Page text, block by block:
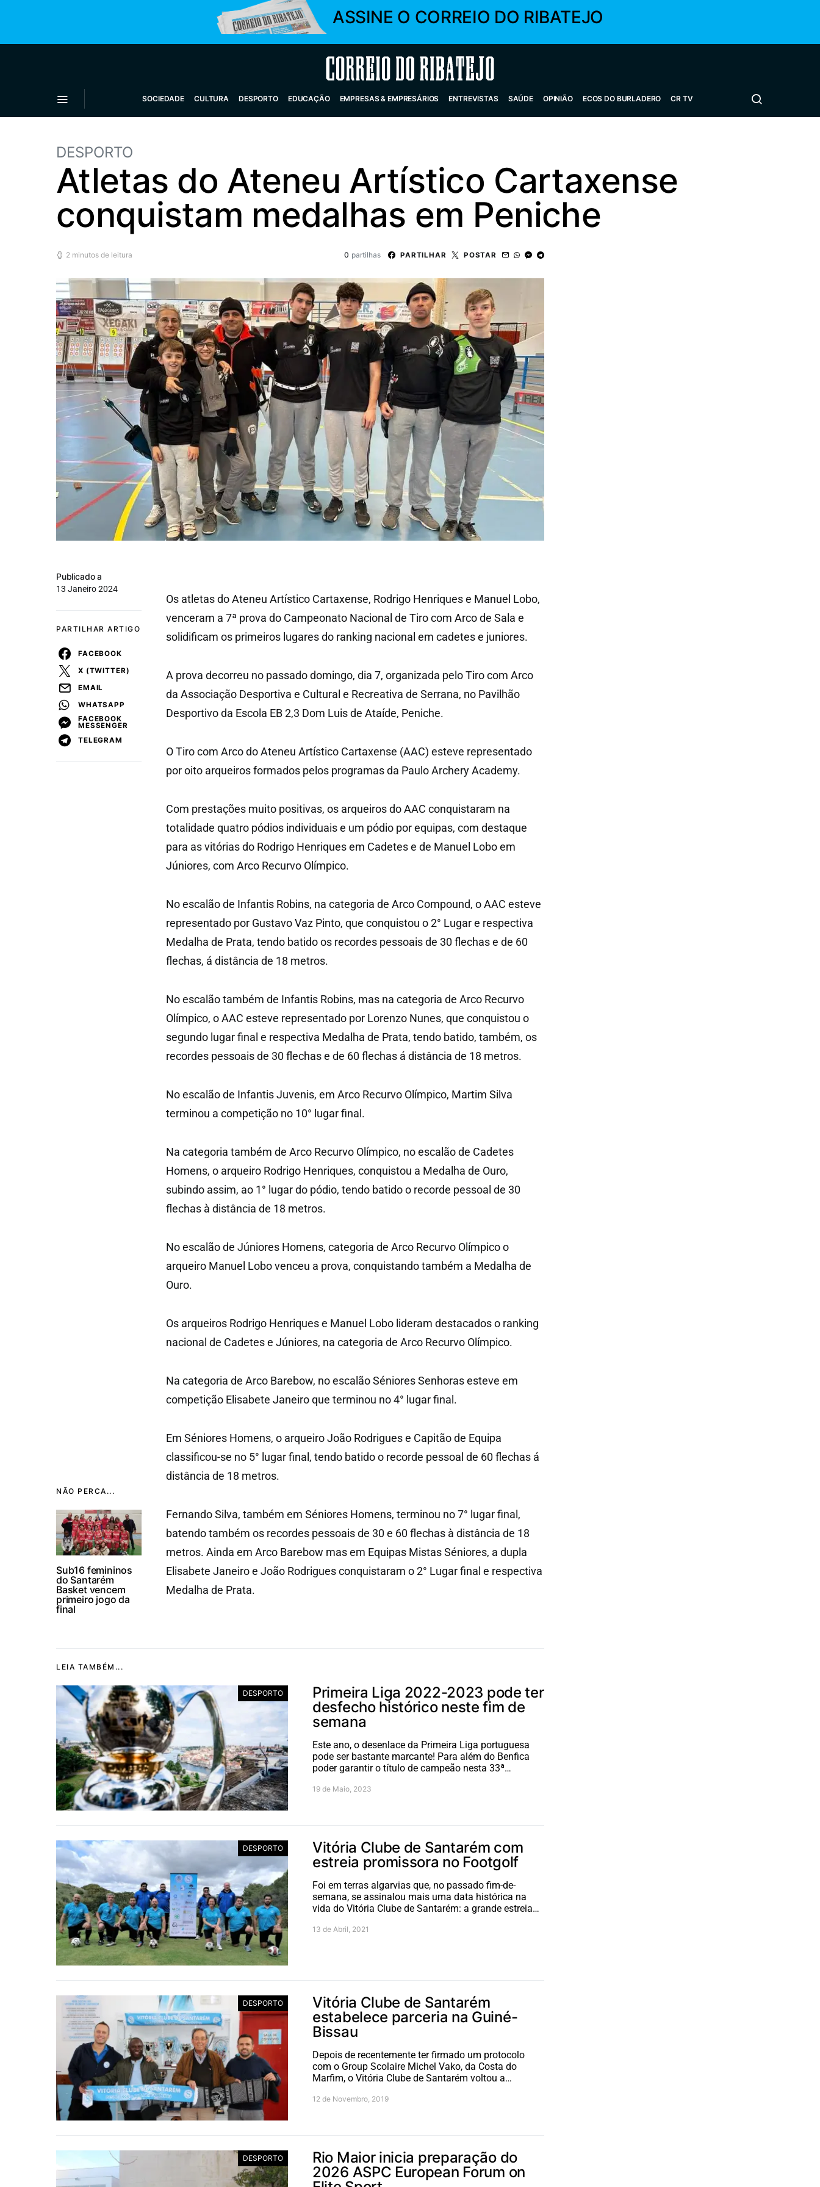
ASSINE O CORREIO DO RIBATEJO
Correio do Ribatejo
SOCIEDADE CULTURA DESPORTO EDUCAÇÃO EMPRESAS & EMPRESÁRIOS ENTREVISTAS SAÚDE OPINIÃO ECOS DO BURLADERO CR TV
DESPORTO
Atletas do Ateneu Artístico Cartaxense
conquistam medalhas em Peniche
2 minutos de leitura 0 partilhas PARTILHAR POSTAR
NÃO PERCA...
Sub16 femininos
do Santarém
Basket vencem
primeiro jogo da
final
Publicado a
13 Janeiro 2024
PARTILHAR ARTIGO
FACEBOOK
X (TWITTER)
EMAIL
WHATSAPP
FACEBOOK
MESSENGER
TELEGRAM
Os atletas do Ateneu Artístico Cartaxense, Rodrigo Henriques e Manuel Lobo,
venceram a 7ª prova do Campeonato Nacional de Tiro com Arco de Sala e
solidificam os primeiros lugares do ranking nacional em cadetes e juniores.
A prova decorreu no passado domingo, dia 7, organizada pelo Tiro com Arco
da Associação Desportiva e Cultural e Recreativa de Serrana, no Pavilhão
Desportivo da Escola EB 2,3 Dom Luis de Ataíde, Peniche.
O Tiro com Arco do Ateneu Artístico Cartaxense (AAC) esteve representado
por oito arqueiros formados pelos programas da Paulo Archery Academy.
Com prestações muito positivas, os arqueiros do AAC conquistaram na
totalidade quatro pódios individuais e um pódio por equipas, com destaque
para as vitórias do Rodrigo Henriques em Cadetes e de Manuel Lobo em
Júniores, com Arco Recurvo Olímpico.
No escalão de Infantis Robins, na categoria de Arco Compound, o AAC esteve
representado por Gustavo Vaz Pinto, que conquistou o 2° Lugar e respectiva
Medalha de Prata, tendo batido os recordes pessoais de 30 flechas e de 60
flechas, á distância de 18 metros.
No escalão também de Infantis Robins, mas na categoria de Arco Recurvo
Olímpico, o AAC esteve representado por Lorenzo Nunes, que conquistou o
segundo lugar final e respectiva Medalha de Prata, tendo batido, também, os
recordes pessoais de 30 flechas e de 60 flechas á distância de 18 metros.
No escalão de Infantis Juvenis, em Arco Recurvo Olímpico, Martim Silva
terminou a competição no 10° lugar final.
Na categoria também de Arco Recurvo Olímpico, no escalão de Cadetes
Homens, o arqueiro Rodrigo Henriques, conquistou a Medalha de Ouro,
subindo assim, ao 1° lugar do pódio, tendo batido o recorde pessoal de 30
flechas à distância de 18 metros.
No escalão de Júniores Homens, categoria de Arco Recurvo Olímpico o
arqueiro Manuel Lobo venceu a prova, conquistando também a Medalha de
Ouro.
Os arqueiros Rodrigo Henriques e Manuel Lobo lideram destacados o ranking
nacional de Cadetes e Júniores, na categoria de Arco Recurvo Olímpico.
Na categoria de Arco Barebow, no escalão Séniores Senhoras esteve em
competição Elisabete Janeiro que terminou no 4° lugar final.
Em Séniores Homens, o arqueiro João Rodrigues e Capitão de Equipa
classificou-se no 5° lugar final, tendo batido o recorde pessoal de 60 flechas á
distância de 18 metros.
Fernando Silva, também em Séniores Homens, terminou no 7° lugar final,
batendo também os recordes pessoais de 30 e 60 flechas à distância de 18
metros. Ainda em Arco Barebow mas em Equipas Mistas Séniores, a dupla
Elisabete Janeiro e João Rodrigues conquistaram o 2° Lugar final e respectiva
Medalha de Prata.
LEIA TAMBÉM...
DESPORTO
Primeira Liga 2022-2023 pode ter
desfecho histórico neste fim de
semana
Este ano, o desenlace da Primeira Liga portuguesa
pode ser bastante marcante! Para além do Benfica
poder garantir o título de campeão nesta 33ª…
19 de Maio, 2023
DESPORTO
Vitória Clube de Santarém com
estreia promissora no Footgolf
Foi em terras algarvias que, no passado fim-de-
semana, se assinalou mais uma data histórica na
vida do Vitória Clube de Santarém: a grande estreia…
13 de Abril, 2021
DESPORTO
Vitória Clube de Santarém
estabelece parceria na Guiné-
Bissau
Depois de recentemente ter firmado um protocolo
com o Group Scolaire Michel Vako, da Costa do
Marfim, o Vitória Clube de Santarém voltou a…
12 de Novembro, 2019
DESPORTO
Rio Maior inicia preparação do
2026 ASPC European Forum on